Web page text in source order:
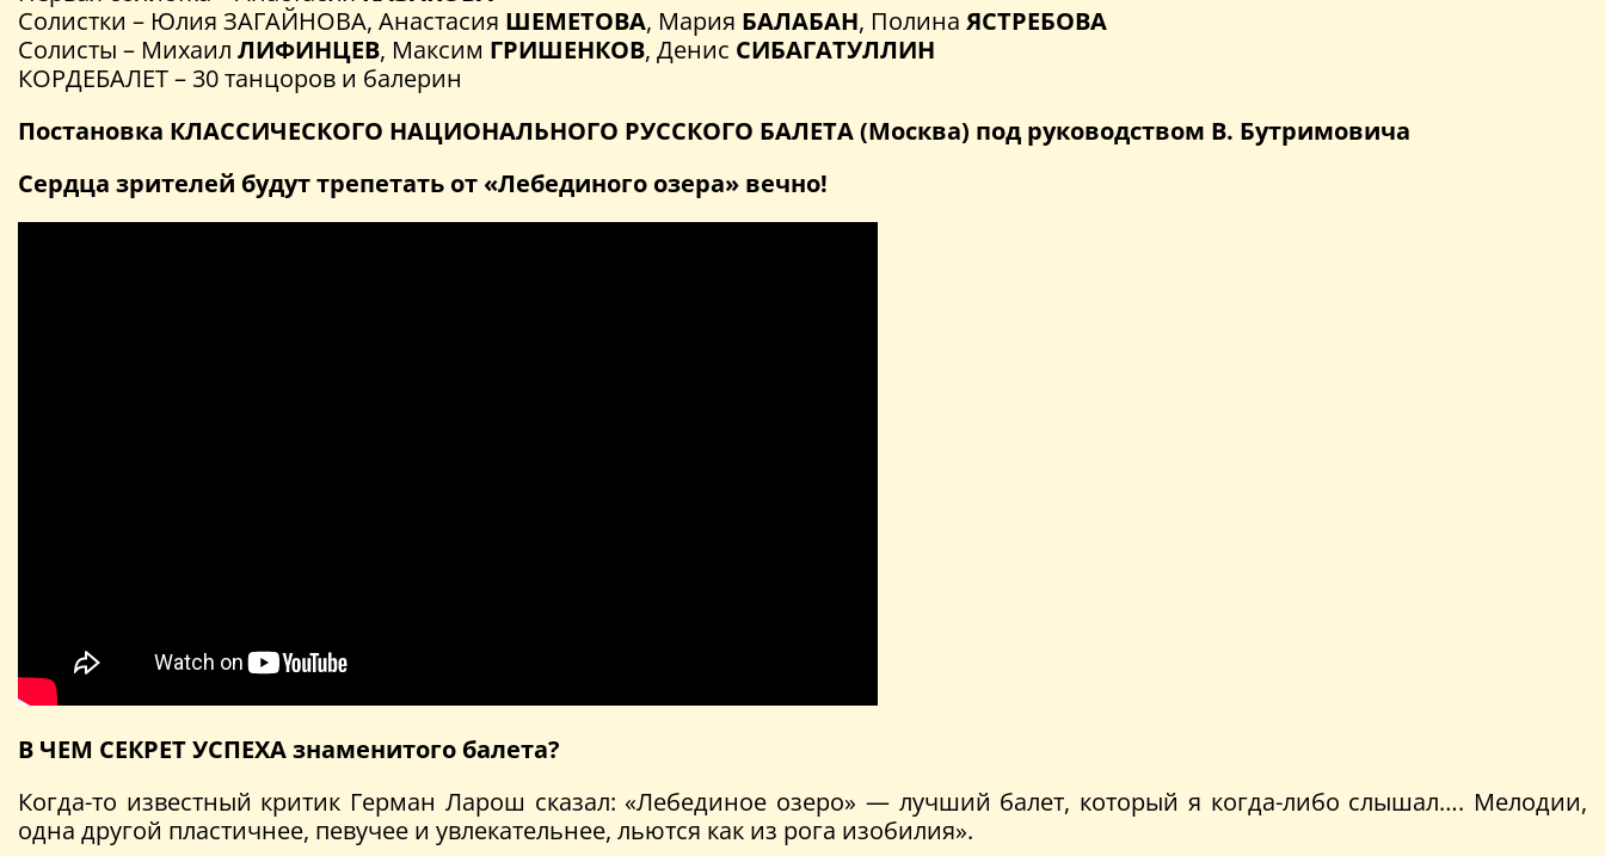
Солистки – Юлия ЗАГАЙНОВА, Анастасия ШЕМЕТОВА, Мария БАЛАБАН, Полина ЯСТРЕБОВА
Солисты – Михаил ЛИФИНЦЕВ, Максим ГРИШЕНКОВ, Денис СИБАГАТУЛЛИН
КОРДЕБАЛЕТ – 30 танцоров и балерин
Постановка КЛАССИЧЕСКОГО НАЦИОНАЛЬНОГО РУССКОГО БАЛЕТА (Москва) под руководством В. Бутримовича
Сердца зрителей будут трепетать от «Лебединого озера» вечно!
В ЧЕМ СЕКРЕТ УСПЕХА знаменитого балета?
Когда-то известный критик Герман Ларош сказал: «Лебединое озеро» — лучший балет, который я когда-либо слышал…. Мелодии,
одна другой пластичнее, певучее и увлекательнее, льются как из рога изобилия».